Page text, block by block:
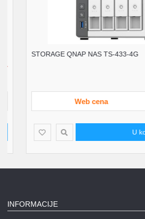
STORAGE QNAP NAS TS-433-4G
Web cena
U korpu
INFORMACIJE